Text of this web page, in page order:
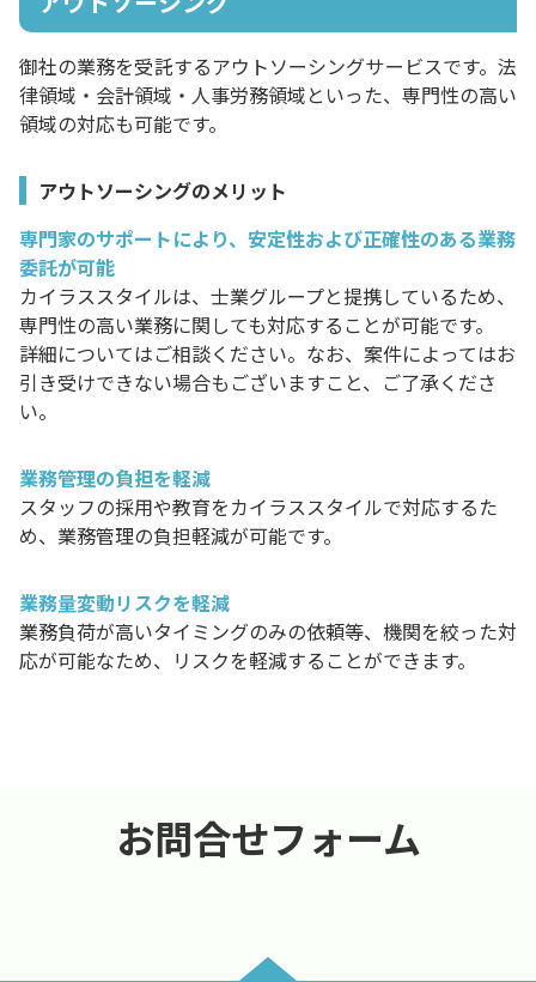
御社の業務を受託するアウトソーシングサービスです。法
律領域・会計領域・人事労務領域といった、専門性の高い
領域の対応も可能です。
アウトソーシングのメリット
専門家のサポートにより、安定性および正確性のある業務
委託が可能
カイラススタイルは、士業グループと提携しているため、
専門性の高い業務に関しても対応することが可能です。
詳細についてはご相談ください。なお、案件によってはお
引き受けできない場合もございますこと、ご了承くださ
い。
業務管理の負担を軽減
スタッフの採用や教育をカイラススタイルで対応するた
め、業務管理の負担軽減が可能です。
業務量変動リスクを軽減
業務負荷が高いタイミングのみの依頼等、機関を絞った対
応が可能なため、リスクを軽減することができます。
お問合せフォーム